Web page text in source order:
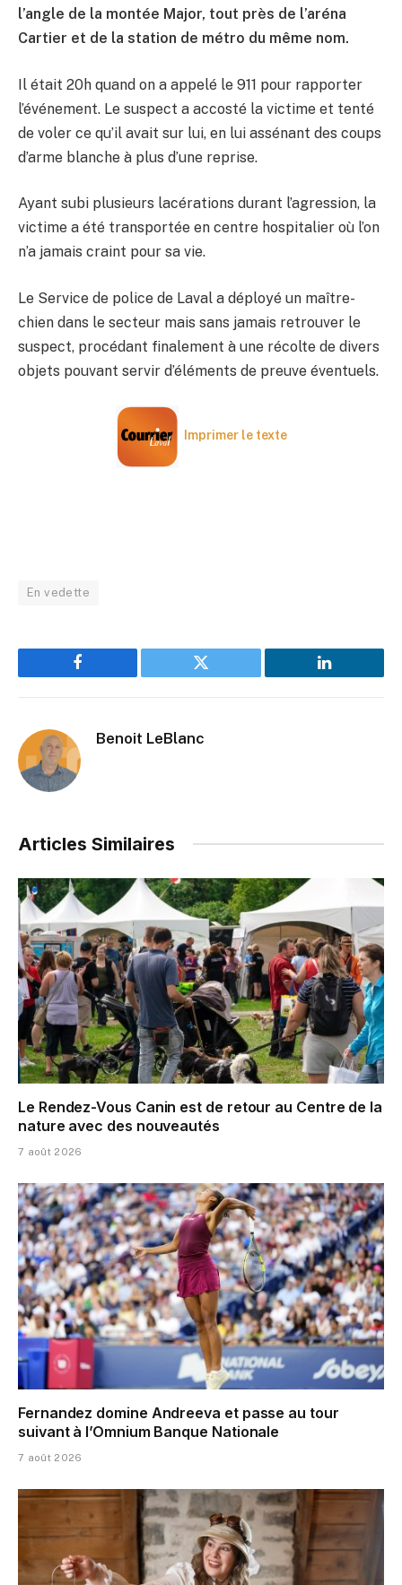
l’angle de la montée Major, tout près de l’aréna
Cartier et de la station de métro du même nom.
Il était 20h quand on a appelé le 911 pour rapporter
l’événement. Le suspect a accosté la victime et tenté
de voler ce qu’il avait sur lui, en lui assénant des coups
d’arme blanche à plus d’une reprise.
Ayant subi plusieurs lacérations durant l’agression, la
victime a été transportée en centre hospitalier où l’on
n’a jamais craint pour sa vie.
Le Service de police de Laval a déployé un maître-
chien dans le secteur mais sans jamais retrouver le
suspect, procédant finalement à une récolte de divers
objets pouvant servir d’éléments de preuve éventuels.
Imprimer le texte
En vedette
Facebook Twitter LinkedIn
Benoit LeBlanc
Articles Similaires
Le Rendez-Vous Canin est de retour au Centre de la
nature avec des nouveautés
7 août 2026
Fernandez domine Andreeva et passe au tour
suivant à l’Omnium Banque Nationale
7 août 2026